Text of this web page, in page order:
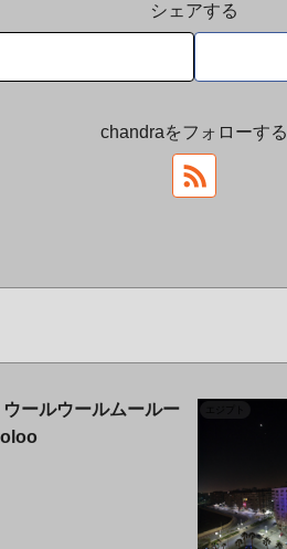
シェアする
chandraをフォローする
ウールウールムールー